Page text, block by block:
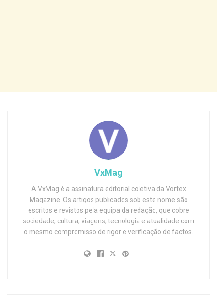
VxMag
A VxMag é a assinatura editorial coletiva da Vortex
Magazine. Os artigos publicados sob este nome são
escritos e revistos pela equipa da redação, que cobre
sociedade, cultura, viagens, tecnologia e atualidade com
o mesmo compromisso de rigor e verificação de factos.